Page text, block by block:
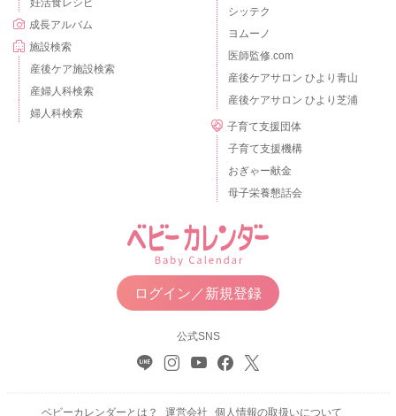
成長アルバム
施設検索
産後ケア施設検索
産婦人科検索
婦人科検索
シッテク
ヨムーノ
医師監修.com
産後ケアサロン ひより青山
産後ケアサロン ひより芝浦
子育て支援団体
子育て支援機構
おぎゃー献金
母子栄養懇話会
ログイン／新規登録
公式SNS
ベビーカレンダーとは？ 運営会社 個人情報の取扱いについて